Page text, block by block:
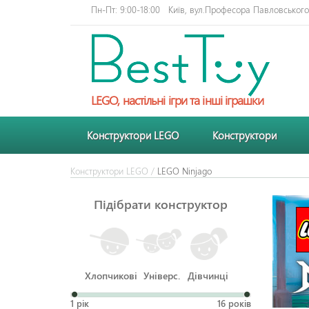
Пн-Пт: 9:00-18:00 Київ, вул.Професора
LEGO, настільні ігри та інші іграшки
Конструктори LEGO Конструктори
Конструктори LEGO / LEGO Ninjago
Підібрати конструктор
Хлопчикові Універс. Дівчинці
1 рік 16 років